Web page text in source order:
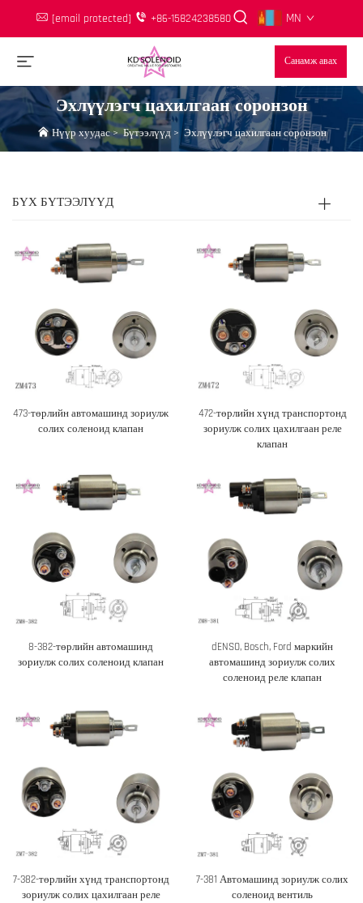
[email protected] +86-15824238580 MN
Санамж авах
Эхлүүлэгч цахилгаан соронзон
Нүүр хуудас>Бүтээлүүд> Эхлүүлэгч цахилгаан соронзон
БҮХ БҮТЭЭЛҮҮД
473-төрлийн автомашинд зориулж
солих соленоид клапан
472-төрлийн хүнд транспортонд
зориулж солих цахилгаан реле
клапан
8-382-төрлийн автомашинд
зориулж солих соленоид клапан
dENSO, Bosch, Ford маркийн
автомашинд зориулж солих
соленоид реле клапан
7-382-төрлийн хүнд транспортонд
зориулж солих цахилгаан реле
7-381 Автомашинд зориулж солих
соленоид вентиль